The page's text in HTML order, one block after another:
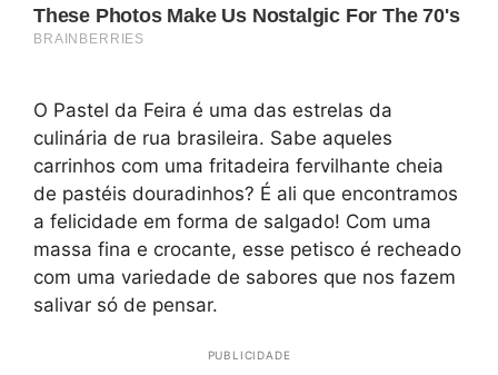
O Pastel da Feira é uma das estrelas da
culinária de rua brasileira. Sabe aqueles
carrinhos com uma fritadeira fervilhante cheia
de pastéis douradinhos? É ali que encontramos
a felicidade em forma de salgado! Com uma
massa fina e crocante, esse petisco é recheado
com uma variedade de sabores que nos fazem
salivar só de pensar.
PUBLICIDADE